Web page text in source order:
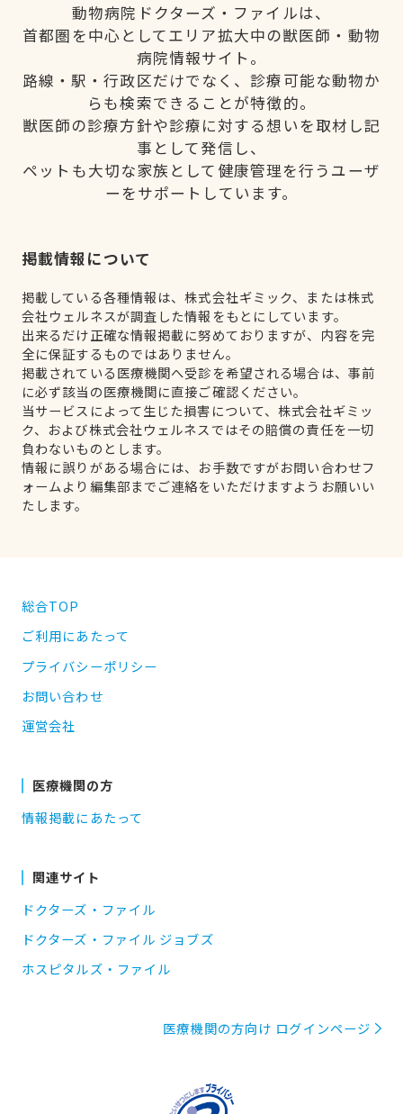
動物病院ドクターズ・ファイルは、
首都圏を中心としてエリア拡大中の獣医師・動物
病院情報サイト。
路線・駅・行政区だけでなく、診療可能な動物か
らも検索できることが特徴的。
獣医師の診療方針や診療に対する想いを取材し記
事として発信し、
ペットも大切な家族として健康管理を行うユーザ
ーをサポートしています。
掲載情報について
掲載している各種情報は、株式会社ギミック、または株式
会社ウェルネスが調査した情報をもとにしています。
出来るだけ正確な情報掲載に努めておりますが、内容を完
全に保証するものではありません。
掲載されている医療機関へ受診を希望される場合は、事前
に必ず該当の医療機関に直接ご確認ください。
当サービスによって生じた損害について、株式会社ギミッ
ク、および株式会社ウェルネスではその賠償の責任を一切
負わないものとします。
情報に誤りがある場合には、お手数ですがお問い合わせフ
ォームより編集部までご連絡をいただけますようお願いい
たします。
総合TOP
ご利用にあたって
プライバシーポリシー
お問い合わせ
運営会社
医療機関の方
情報掲載にあたって
関連サイト
ドクターズ・ファイル
ドクターズ・ファイル ジョブズ
ホスピタルズ・ファイル
医療機関の方向け ログインページ